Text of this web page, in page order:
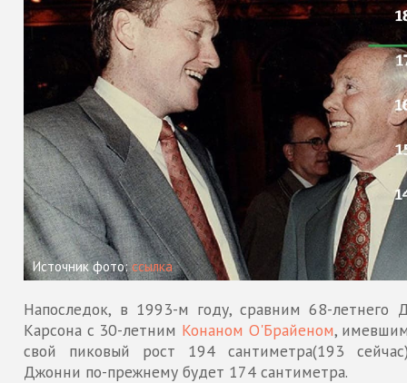
Источник фото:ссылка
Напоследок, в 1993-м году, сравним 68-летнего
Карсона с 30-летним Конаном О'Брайеном,
свой пиковый рост 194 сантиметра(193
Джонни по-прежнему будет 174 сантиметра.